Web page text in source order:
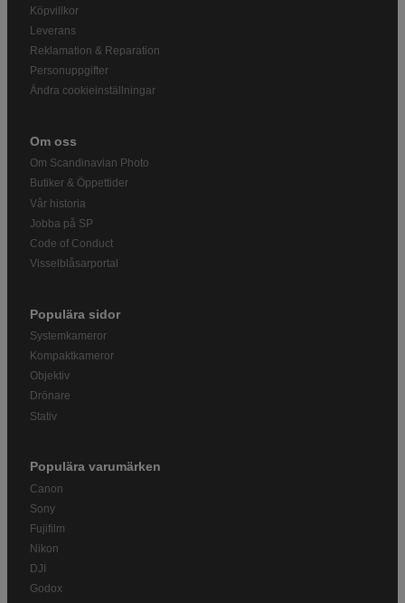
Köpvillkor
Leverans
Reklamation & Reparation
Personuppgifter
Ändra cookieinställningar
Om oss
Om Scandinavian Photo
Butiker & Öppettider
Vår historia
Jobba på SP
Code of Conduct
Visselblåsarportal
Populära sidor
Systemkameror
Kompaktkameror
Objektiv
Drönare
Stativ
Populära varumärken
Canon
Sony
Fujifilm
Nikon
DJI
Godox